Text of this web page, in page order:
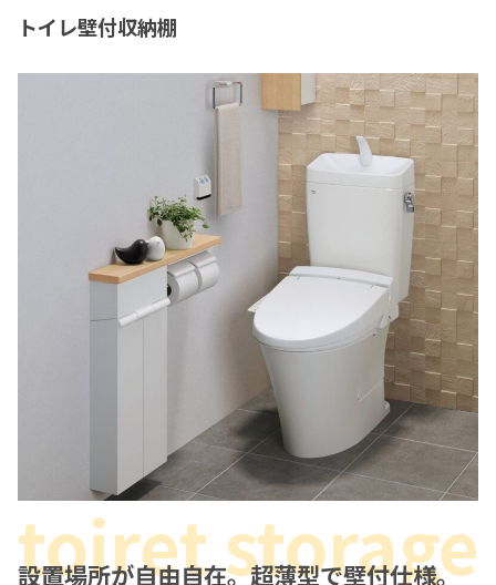
トイレ壁付収納棚
設置場所が自由自在。超薄型で壁付仕様。